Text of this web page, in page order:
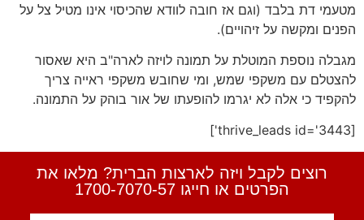
מטעמי דת בלבד (וגם אז חובה לוודא שהכיסוי אינו מטיל צל על
הפנים ומקשה על זיהויים).
מגבלה נוספת המוטלת על תמונה לויזה לארה"ב היא שאסור
להצטלם עם משקפי שמש, ומי שחובש משקפי ראייה צריך
להקפיד כי אלה לא יגרמו להופעתו של אור בוהק על התמונה.
[thrive_leads id='3443']
רוצים לקבל ויזה לארצות הברית? מלאו את
הפרטים או חייגו 1700-7070-57